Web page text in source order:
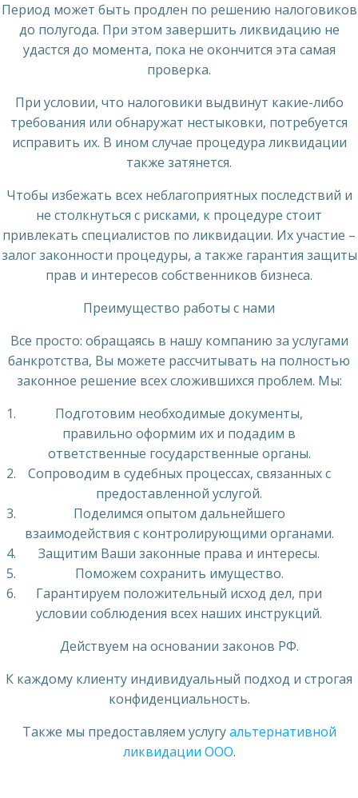
Период может быть продлен по решению налоговиков
до полугода. При этом завершить ликвидацию не
удастся до момента, пока не окончится эта самая
проверка.
При условии, что налоговики выдвинут какие-либо
требования или обнаружат нестыковки, потребуется
исправить их. В ином случае процедура ликвидации
также затянется.
Чтобы избежать всех неблагоприятных последствий и
не столкнуться с рисками, к процедуре стоит
привлекать специалистов по ликвидации. Их участие –
залог законности процедуры, а также гарантия защиты
прав и интересов собственников бизнеса.
Преимущество работы с нами
Все просто: обращаясь в нашу компанию за услугами
банкротства, Вы можете рассчитывать на полностью
законное решение всех сложившихся проблем. Мы:
Подготовим необходимые документы,
правильно оформим их и подадим в
ответственные государственные органы.
Сопроводим в судебных процессах, связанных с
предоставленной услугой.
Поделимся опытом дальнейшего
взаимодействия с контролирующими органами.
Защитим Ваши законные права и интересы.
Поможем сохранить имущество.
Гарантируем положительный исход дел, при
условии соблюдения всех наших инструкций.
Действуем на основании законов РФ.
К каждому клиенту индивидуальный подход и строгая
конфиденциальность.
Также мы предоставляем услугуальтернативной
ликвидации ООО.